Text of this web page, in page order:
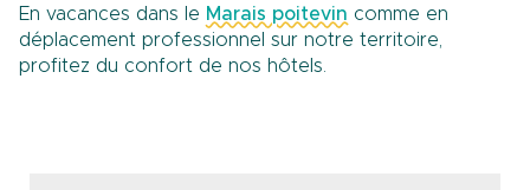
En vacances dans le Marais poitevin comme en
déplacement professionnel sur notre territoire,
profitez du confort de nos hôtels.